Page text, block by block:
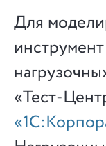
Для
«Тест-
«